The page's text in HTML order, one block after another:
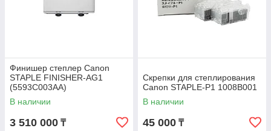
Финишер степлер Canon
STAPLE FINISHER-AG1
(5593C003AA)
В наличии
3 510 000 ₸
Скрепки для степлирования
Canon STAPLE-P1 1008B001
В наличии
45 000 ₸